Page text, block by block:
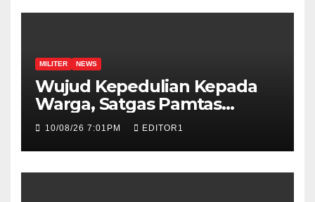
MILITER NEWS
Wujud Kepedulian Kepada
Warga, Satgas Pamtas
Yonarhanud 2 Kostrad
Kesehatan Keliling
10/08/26 7:01PM EDITOR1